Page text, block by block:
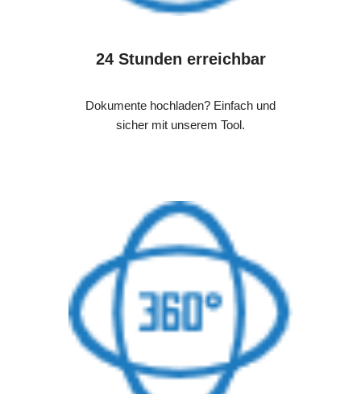
24 Stunden erreichbar
Dokumente hochladen? Einfach und
sicher mit unserem Tool.